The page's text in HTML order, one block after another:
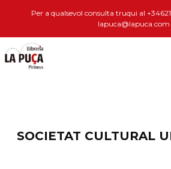
Per a qualsevol consulta truqui al
lapuca@lapuca.com
SOCIETAT CULTURAL